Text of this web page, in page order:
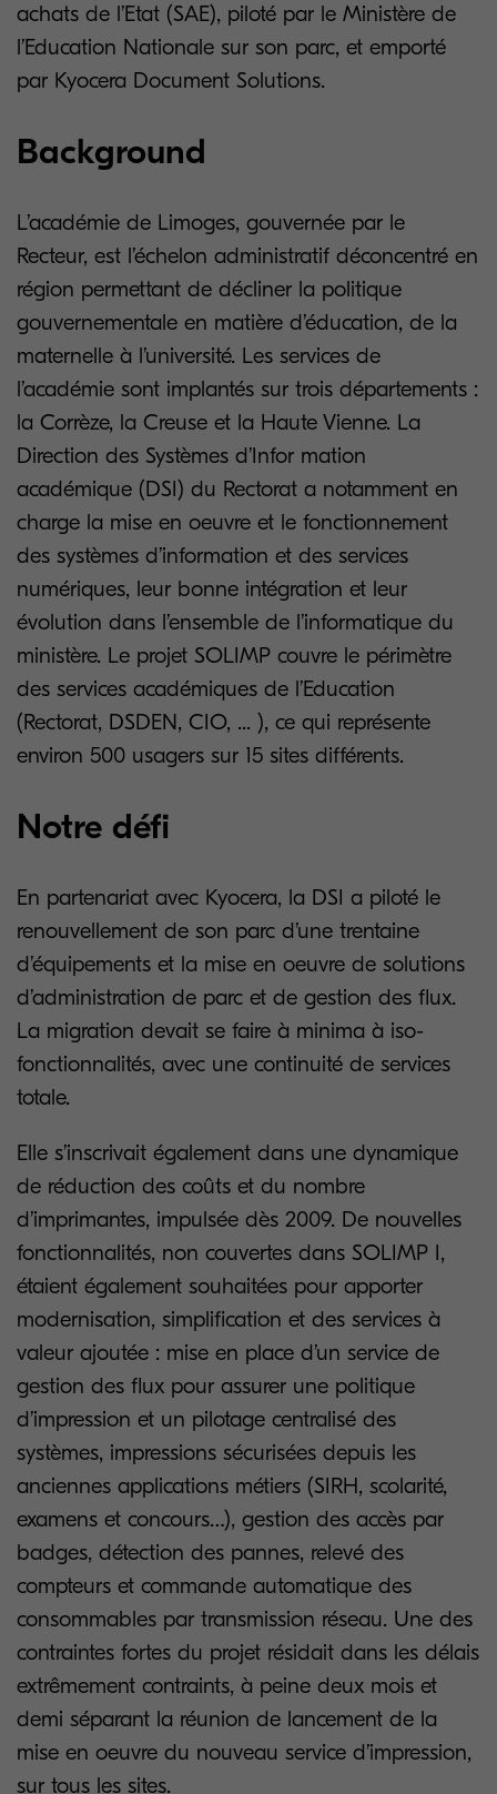
achats de l’Etat (SAE), piloté par le Ministère de
l’Education Nationale sur son parc, et emporté
par Kyocera Document Solutions.
Background
L’académie de Limoges, gouvernée par le
Recteur, est l’échelon administratif déconcentré en
région permettant de décliner la politique
gouvernementale en matière d’éducation, de la
maternelle à l’université. Les services de
l’académie sont implantés sur trois départements :
la Corrèze, la Creuse et la Haute Vienne. La
Direction des Systèmes d’Infor mation
académique (DSI) du Rectorat a notamment en
charge la mise en oeuvre et le fonctionnement
des systèmes d’information et des services
numériques, leur bonne intégration et leur
évolution dans l’ensemble de l’informatique du
ministère. Le projet SOLIMP couvre le périmètre
des services académiques de l’Education
(Rectorat, DSDEN, CIO, ... ), ce qui représente
environ 500 usagers sur 15 sites différents.
Notre défi
En partenariat avec Kyocera, la DSI a piloté le
renouvellement de son parc d’une trentaine
d’équipements et la mise en oeuvre de solutions
d’administration de parc et de gestion des flux.
La migration devait se faire à minima à iso-
fonctionnalités, avec une continuité de services
totale.
Elle s’inscrivait également dans une dynamique
de réduction des coûts et du nombre
d’imprimantes, impulsée dès 2009. De nouvelles
fonctionnalités, non couvertes dans SOLIMP I,
étaient également souhaitées pour apporter
modernisation, simplification et des services à
valeur ajoutée : mise en place d’un service de
gestion des flux pour assurer une politique
d’impression et un pilotage centralisé des
systèmes, impressions sécurisées depuis les
anciennes applications métiers (SIRH, scolarité,
examens et concours…), gestion des accès par
badges, détection des pannes, relevé des
compteurs et commande automatique des
consommables par transmission réseau. Une des
contraintes fortes du projet résidait dans les délais
extrêmement contraints, à peine deux mois et
demi séparant la réunion de lancement de la
mise en oeuvre du nouveau service d’impression,
sur tous les sites.